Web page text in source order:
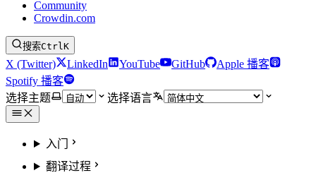
Community
Crowdin.com
搜索CtrlK
X (Twitter) LinkedIn YouTube GitHub
Apple 播客
Spotify 播客
选择主题
选择语言
入门
翻译过程